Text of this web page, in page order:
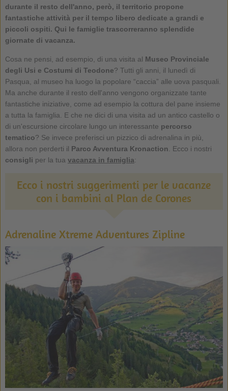
durante il resto dell'anno, però, il territorio propone
fantastiche attività per il tempo libero dedicate a grandi e
piccoli ospiti. Qui le famiglie trascorreranno splendide
giornate di vacanza.
Cosa ne pensi, ad esempio, di una visita al Museo Provinciale
degli Usi e Costumi di Teodone? Tutti gli anni, il lunedì di
Pasqua, al museo ha luogo la popolare “caccia” alle uova pasquali.
Ma anche durante il resto dell'anno vengono organizzate tante
fantastiche iniziative, come ad esempio la cottura del pane insieme
a tutta la famiglia. E che ne dici di una visita ad un antico castello o
di un'escursione circolare lungo un interessante percorso
tematico? Se invece preferisci un pizzico di adrenalina in più,
allora non perderti il Parco Avventura Kronaction . Ecco i nostri
consigli per la tua vacanza in famiglia:
Ecco i nostri suggerimenti per le vacanze
con i bambini al Plan de Corones
Adrenaline Xtreme Adventures Zipline